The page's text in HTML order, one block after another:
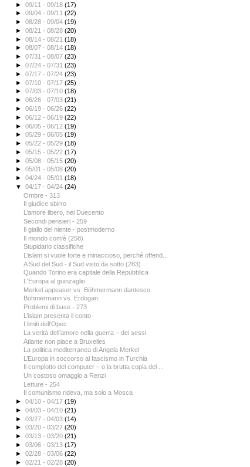
►09/11 - 09/18(17)
►09/04 - 09/11(22)
►08/28 - 09/04(19)
►08/21 - 08/28(20)
►08/14 - 08/21(18)
►08/07 - 08/14(18)
►07/31 - 08/07(23)
►07/24 - 07/31(23)
►07/17 - 07/24(23)
►07/10 - 07/17(25)
►07/03 - 07/10(18)
►06/26 - 07/03(21)
►06/19 - 06/26(22)
►06/12 - 06/19(22)
►06/05 - 06/12(19)
►05/29 - 06/05(19)
►05/22 - 05/29(18)
►05/15 - 05/22(17)
►05/08 - 05/15(20)
►05/01 - 05/08(20)
►04/24 - 05/01(18)
▼04/17 - 04/24(24)
Ombre - 313
Il giudice sbirro
L’amore libero, nel Duecento
Secondi pensieri - 259
Il giallo del niente - postmoderno
Il mondo com'è (258)
Stupidario classifiche
L’islam si vuole forte e minaccioso, perché offend...
A Sud del Sud - il Sud visto da sotto (283)
Quando Torino era capitale della Repubblica
L'Europa al guinzaglio
Merkel appeaser vs. Böhmermann dantesco
Böhmermann vs. Erdogan
Problemi di base - 273
L’islam presenta il conto
I limiti dell’Opec
La verità dell’amore nella guerra – dei sessi
Atlante non piace a Bruxelles
La politica mediterranea di Angela Merkel
L’Europa in soccorso al fascismo in Turchia
Il complotto del computer – o la brutta copia del ...
Un costoso omaggio a Renzi
Letture - 254
Il comunismo rideva, ma solo a Mosca
►04/10 - 04/17(19)
►04/03 - 04/10(21)
►03/27 - 04/03(14)
►03/20 - 03/27(20)
►03/13 - 03/20(21)
►03/06 - 03/13(17)
►02/28 - 03/06(22)
►02/21 - 02/28(20)